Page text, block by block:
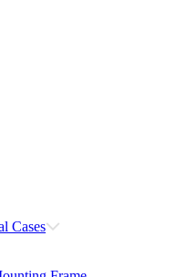
Cases